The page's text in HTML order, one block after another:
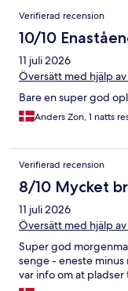
Verifierad recension
10/10
11 juli 2026
Översätt med hjälp
Bare en super god
Anders Zon, 1 natts
Verifierad recension
8/10 Mycket
11 juli 2026
Översätt med hjälp
Super god
senge - eneste
var info om at